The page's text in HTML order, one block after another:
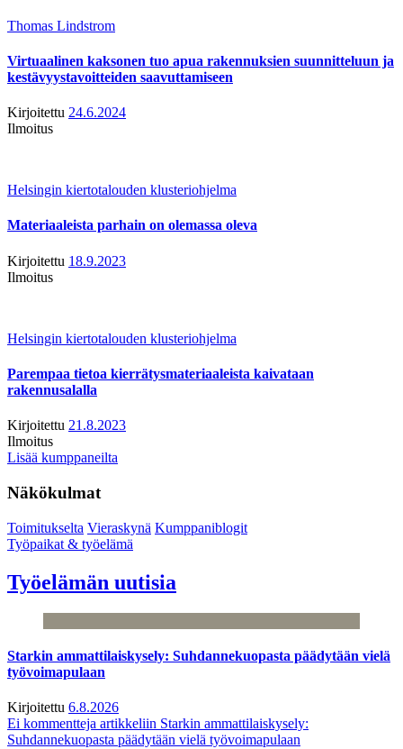
Thomas Lindstrom
Virtuaalinen kaksonen tuo apua rakennuksien suunnitteluun ja
kestävyystavoitteiden saavuttamiseen
Kirjoitettu 24.6.2024
Ilmoitus
Helsingin kiertotalouden klusteriohjelma
Materiaaleista parhain on olemassa oleva
Kirjoitettu 18.9.2023
Ilmoitus
Helsingin kiertotalouden klusteriohjelma
Parempaa tietoa kierrätysmateriaaleista kaivataan
rakennusalalla
Kirjoitettu 21.8.2023
Ilmoitus
Lisää kumppaneilta
Näkökulmat
Toimitukselta Vieraskynä Kumppaniblogit
Työpaikat & työelämä
Työelämän uutisia
Starkin ammattilaiskysely: Suhdannekuopasta päädytään vielä
työvoimapulaan
Kirjoitettu 6.8.2026
Ei kommentteja artikkeliin Starkin ammattilaiskysely:
Suhdannekuopasta päädytään vielä työvoimapulaan